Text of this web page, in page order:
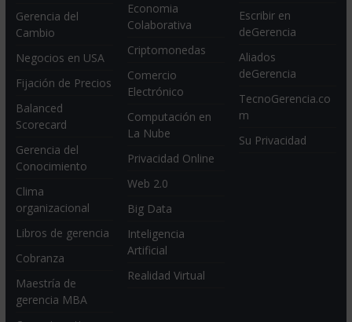
Gerencia del
Cambio
Negocios en USA
Fijación de Precios
Balanced
Scorecard
Gerencia del
Conocimiento
Clima
organizacional
Libros de gerencia
Cobranza
Maestría de
gerencia MBA
Economia
Colaborativa
Criptomonedas
Comercio
Electrónico
Computación en
La Nube
Privacidad Online
Web 2.0
Big Data
Inteligencia
Artificial
Realidad Virtual
Escribir en
deGerencia
Aliados
deGerencia
TecnoGerencia.co
m
Su Privacidad